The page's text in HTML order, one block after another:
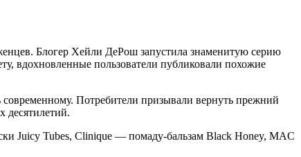
Блогер Хейли ДеРош запустила знаменитую серию
вдохновленные пользователи публиковали похожие
Потребители призывали вернуть прежний
десятилетий.
Juicy Tubes, Clinique — помаду-бальзам Black Honey, MAC